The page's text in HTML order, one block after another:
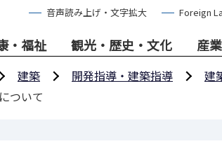
音声読み上げ・文字拡大 Foreign
・福祉 観光・歴史・文化 産
建築 開発指導・建築指導
建
ついて